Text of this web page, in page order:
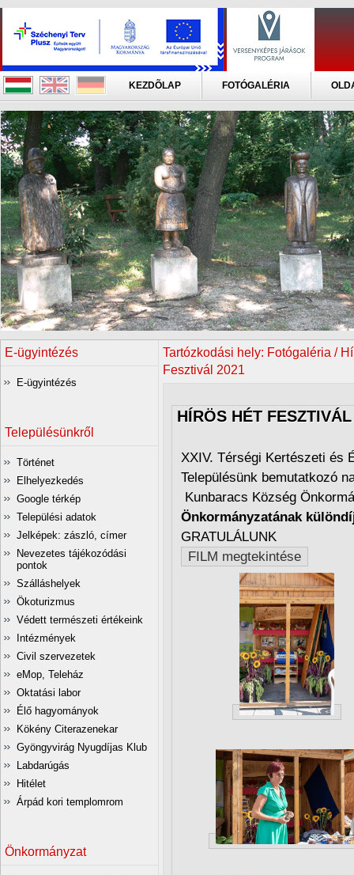
KEZDÕLAP FOTÓGALÉRIA
E-ügyintézés
E-ügyintézés
Településünkről
Történet
Elhelyezkedés
Google térkép
Települési adatok
Jelképek: zászló, címer
Nevezetes tájékozódási
pontok
Szálláshelyek
Ökoturizmus
Védett természeti értékeink
Intézmények
Civil szervezetek
eMop, Teleház
Oktatási labor
Élő hagyományok
Kökény Citerazenekar
Gyöngyvirág Nyugdíjas Klub
Labdarúgás
Hitélet
Árpád kori templomrom
Önkormányzat
Tartózkodási hely: Fotógaléria /
Fesztivál 2021
HÍRÖS HÉT
XXIV. Térségi Kertészeti és
Településünk bemutatkozó
Kunbaracs Község
Önkormányzatának
GRATULÁLUNK
FILM megtekintése